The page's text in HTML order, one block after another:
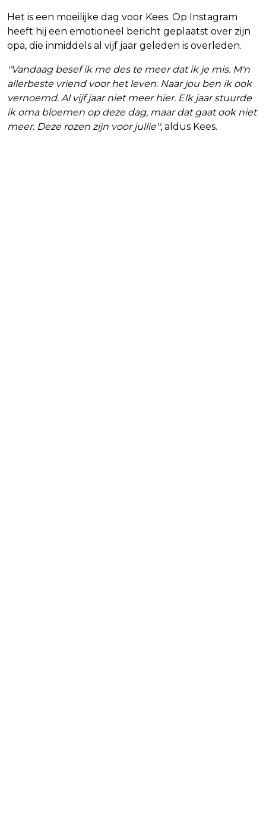
Het is een moeilijke dag voor Kees. Op Instagram
heeft hij een emotioneel bericht geplaatst over zijn
opa, die inmiddels al vijf jaar geleden is overleden.
''Vandaag besef ik me des te meer dat ik je mis. M'n
allerbeste vriend voor het leven. Naar jou ben ik ook
vernoemd. Al vijf jaar niet meer hier. Elk jaar stuurde
ik oma bloemen op deze dag, maar dat gaat ook niet
meer. Deze rozen zijn voor jullie'', aldus Kees.